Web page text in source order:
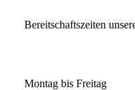
Bereitschaftszeiten
Montag bis Freitag